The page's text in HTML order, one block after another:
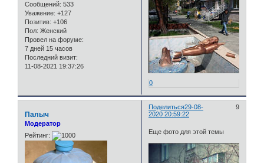
Сообщений: 533
Уважение: +127
Позитив: +106
Пол: Женский
Провел на форуме:
7 дней 15 часов
Последний визит:
11-08-2021 19:37:26
0
Поделиться 9
29-08-
2020 20:59:22
Палыч
Модератор
Рейтинг:
Еще фото для этой темы